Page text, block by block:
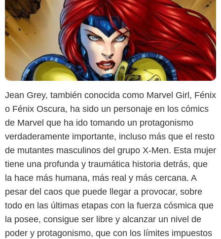
Jean Grey, también conocida como Marvel Girl, Fénix
o Fénix Oscura, ha sido un personaje en los cómics
de Marvel que ha ido tomando un protagonismo
verdaderamente importante, incluso más que el resto
de mutantes masculinos del grupo X-Men. Esta mujer
tiene una profunda y traumática historia detrás, que
la hace más humana, más real y más cercana. A
pesar del caos que puede llegar a provocar, sobre
todo en las últimas etapas con la fuerza cósmica que
la posee, consigue ser libre y alcanzar un nivel de
poder y protagonismo, que con los límites impuestos